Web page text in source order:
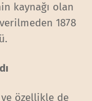
kaynağı olan
1878
ve özellikle de